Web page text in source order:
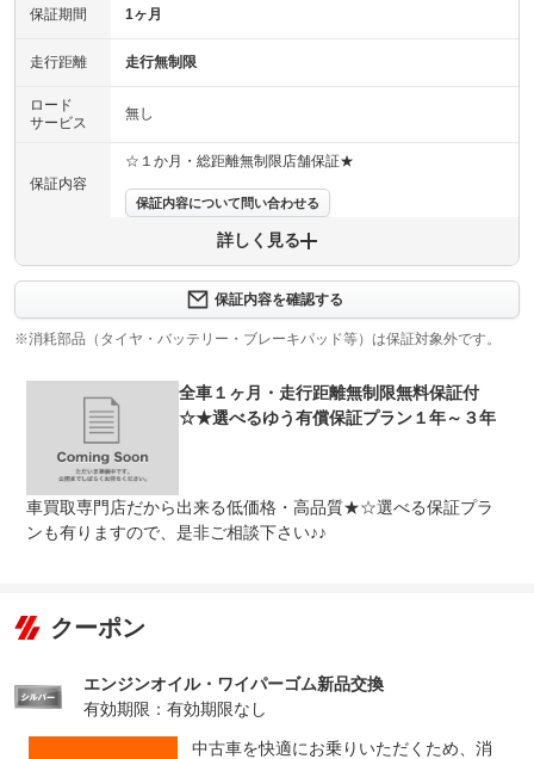
保証期間 1ヶ月
走行距離 走行無制限
ロード
サービス
無し
保証内容
☆１か月・総距離無制限店舗保証★
保証内容について問い合わせる
上限金額
受付先
法定整備
整備付 法定12ヶ月または法定24ヶ月点検整備付
※車検なし・車検整備付の場合は法定24ヶ月点検整備付
※商用車は6ヶ月または12ヶ月点検整備付
詳しく見る
保証内容を確認する
※消耗部品（タイヤ・バッテリー・ブレーキパッド等）は保証対象外です。
全車１ヶ月・走行距離無制限無料保証付
☆★選べるゆう有償保証プラン１年～３年
車買取専門店だから出来る低価格・高品質★☆選べる保証プラ
ンも有りますので、是非ご相談下さい♪♪
クーポン
エンジンオイル・ワイパーゴム新品交換
有効期限：有効期限なし
中古車を快適にお乗りいただくため、消